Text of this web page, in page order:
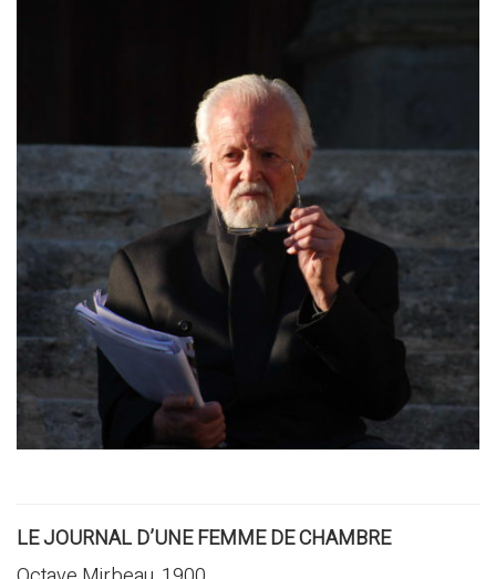
LE JOURNAL D’UNE FEMME DE CHAMBRE